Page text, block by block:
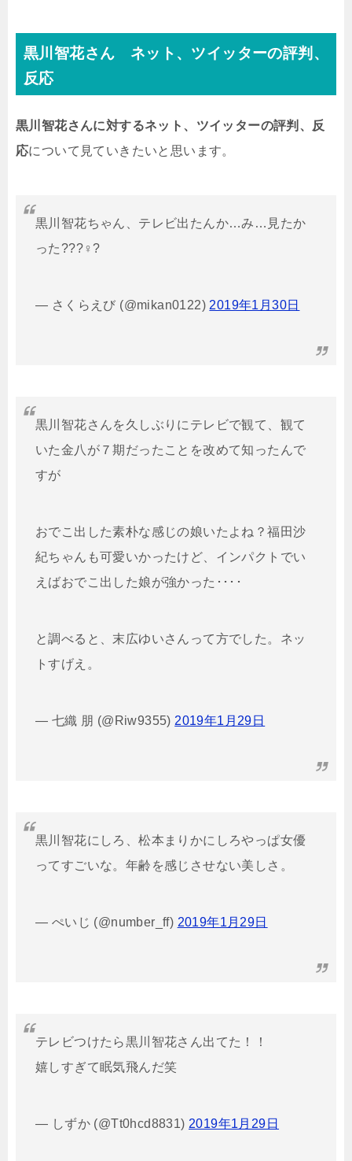
黒川智花さん ネット、ツイッターの評判、
反応
黒川智花さんに対するネット、ツイッターの評判、反
応について見ていきたいと思います。
黒川智花ちゃん、テレビ出たんか…み…見たか
った???♀?
— さくらえび (@mikan0122) 2019年1月30日
黒川智花さんを久しぶりにテレビで観て、観て
いた金八が７期だったことを改めて知ったんで
すが
おでこ出した素朴な感じの娘いたよね？福田沙
紀ちゃんも可愛いかったけど、インパクトでい
えばおでこ出した娘が強かった････
と調べると、末広ゆいさんって方でした。ネッ
トすげえ。
— 七織 朋 (@Riw9355) 2019年1月29日
黒川智花にしろ、松本まりかにしろやっぱ女優
ってすごいな。年齢を感じさせない美しさ。
— ぺいじ (@number_ff) 2019年1月29日
テレビつけたら黒川智花さん出てた！！
嬉しすぎて眠気飛んだ笑
— しずか (@Tt0hcd8831) 2019年1月29日